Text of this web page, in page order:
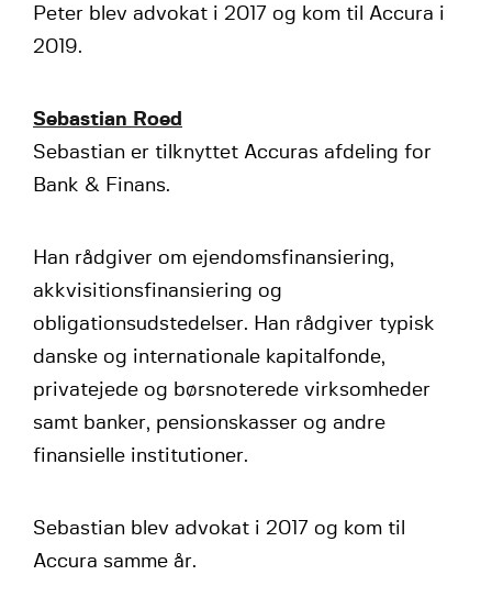
Peter blev advokat i 2017 og kom til Accura i
2019.
Sebastian Roed
Sebastian er tilknyttet Accuras afdeling for
Bank & Finans.
Han rådgiver om ejendomsfinansiering,
akkvisitionsfinansiering og
obligationsudstedelser. Han rådgiver typisk
danske og internationale kapitalfonde,
privatejede og børsnoterede virksomheder
samt banker, pensionskasser og andre
finansielle institutioner.
Sebastian blev advokat i 2017 og kom til
Accura samme år.